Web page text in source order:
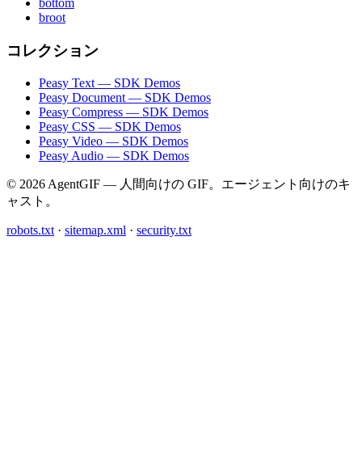
bottom
broot
コレクション
Peasy Text — SDK Demos
Peasy Document — SDK Demos
Peasy Compress — SDK Demos
Peasy CSS — SDK Demos
Peasy Video — SDK Demos
Peasy Audio — SDK Demos
© 2026 AgentGIF — 人間向けの GIF。エージェント向けのキ
ャスト。
robots.txt · sitemap.xml · security.txt